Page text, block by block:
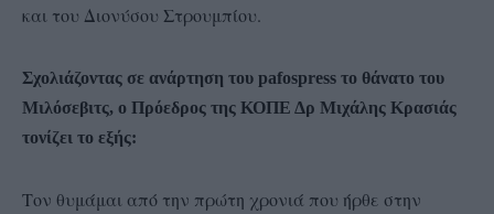
και του Διονύσου Στρουμπίου.
Σχολιάζοντας σε ανάρτηση του pafospress το θάνατο του
Μιλόσεβιτς, ο Πρόεδρος της ΚΟΠΕ Δρ Μιχάλης Κρασιάς
τονίζει το εξής:
Τον θυμάμαι από την πρώτη χρονιά που ήρθε στην